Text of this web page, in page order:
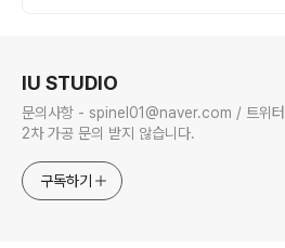
IU STUDIO
문의사항 - spinel01@naver.com / 트위
2차 가공 문의 받지 않습니다.
구독하기